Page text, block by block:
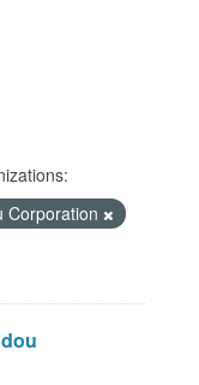
Corporation